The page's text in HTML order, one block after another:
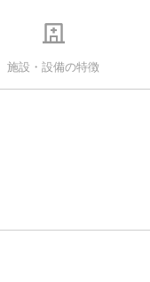
施設・設備の特徴